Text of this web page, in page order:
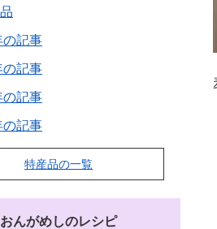
の記事
の記事
の記事
の記事
特産品の一覧
おんがめしのレシピ